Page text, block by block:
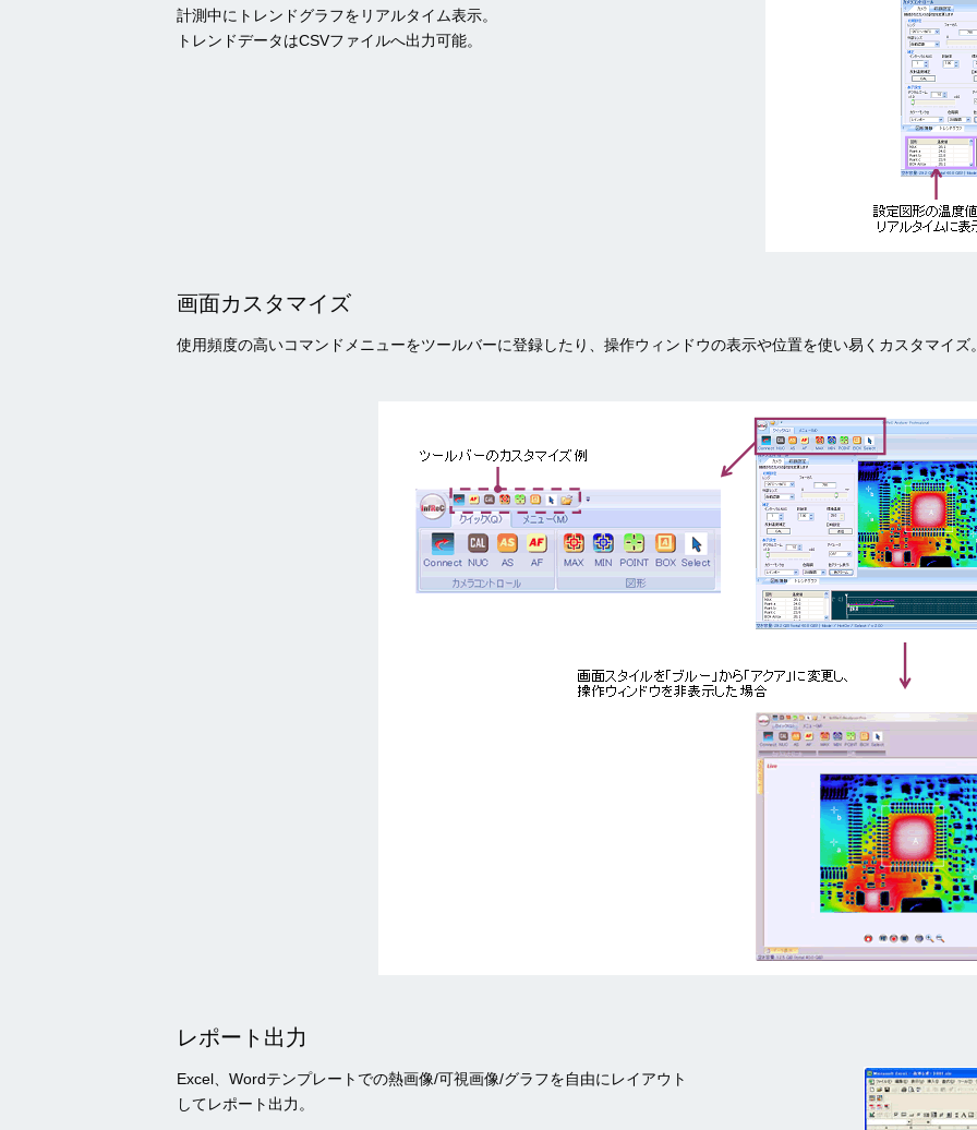
計測中にトレンドグラフをリアルタイム表示。
トレンドデータはCSVファイルへ出力可能。
画面カスタマイズ
使用頻度の高いコマンドメニューをツールバーに登録したり、操作ウィンドウの表示や位置を使い易くカスタマイズ
レポート出力
Excel、Wordテンプレートでの熱画像/可視画像/グラフを自由にレイアウト
してレポート出力。